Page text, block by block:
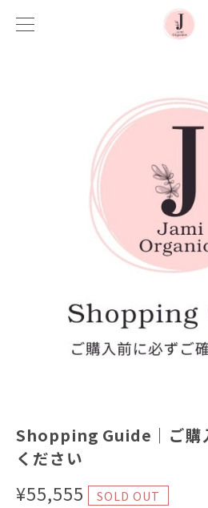
Shopping Guide｜ご購
ください
¥55,555 SOLD OUT